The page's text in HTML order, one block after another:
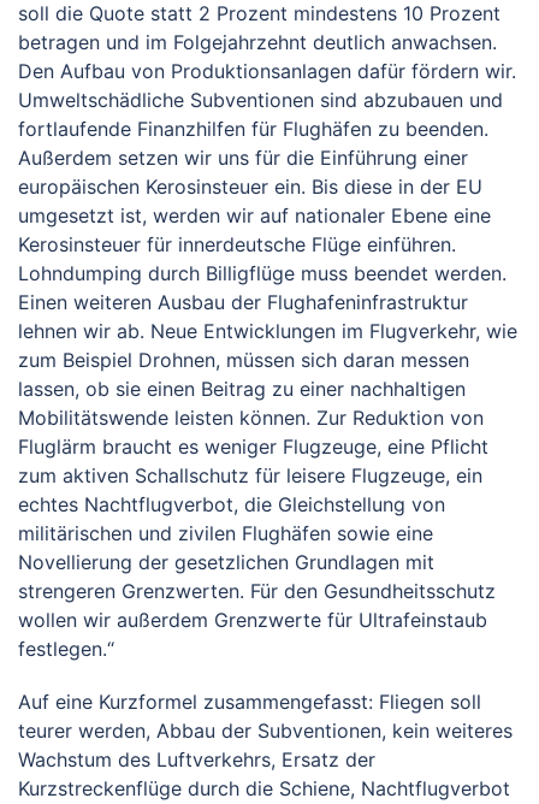
soll die Quote statt 2 Prozent mindestens 10 Prozent
betragen und im Folgejahrzehnt deutlich anwachsen.
Den Aufbau von Produktionsanlagen dafür fördern wir.
Umweltschädliche Subventionen sind abzubauen und
fortlaufende Finanzhilfen für Flughäfen zu beenden.
Außerdem setzen wir uns für die Einführung einer
europäischen Kerosinsteuer ein. Bis diese in der EU
umgesetzt ist, werden wir auf nationaler Ebene eine
Kerosinsteuer für innerdeutsche Flüge einführen.
Lohndumping durch Billigflüge muss beendet werden.
Einen weiteren Ausbau der Flughafeninfrastruktur
lehnen wir ab. Neue Entwicklungen im Flugverkehr, wie
zum Beispiel Drohnen, müssen sich daran messen
lassen, ob sie einen Beitrag zu einer nachhaltigen
Mobilitätswende leisten können. Zur Reduktion von
Fluglärm braucht es weniger Flugzeuge, eine Pflicht
zum aktiven Schallschutz für leisere Flugzeuge, ein
echtes Nachtflugverbot, die Gleichstellung von
militärischen und zivilen Flughäfen sowie eine
Novellierung der gesetzlichen Grundlagen mit
strengeren Grenzwerten. Für den Gesundheitsschutz
wollen wir außerdem Grenzwerte für Ultrafeinstaub
festlegen.“
Auf eine Kurzformel zusammengefasst: Fliegen soll
teurer werden, Abbau der Subventionen, kein weiteres
Wachstum des Luftverkehrs, Ersatz der
Kurzstreckenflüge durch die Schiene, Nachtflugverbot